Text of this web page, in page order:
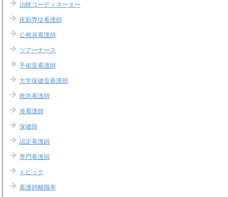
治験コーディネーター
夜勤専従看護師
公務員看護師
ツアーナース
手術室看護師
大学保健室看護師
救急看護師
准看護師
保健師
認定看護師
専門看護師
トピック
看護師離職率